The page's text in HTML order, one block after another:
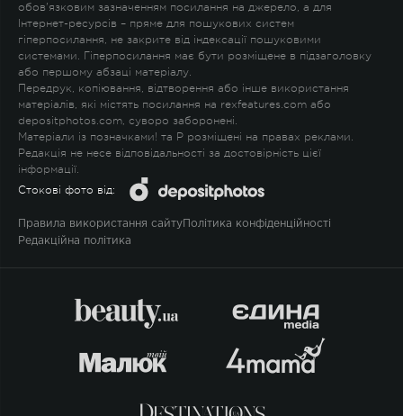
обов'язковим зазначенням посилання на джерело, а для
Інтернет-ресурсів – пряме для пошукових систем
гіперпосилання, не закрите від індексації пошуковими
системами. Гіперпосилання має бути розміщене в підзаголовку
або першому абзаці матеріалу.
Передрук, копіювання, відтворення або інше використання
матеріалів, які містять посилання на rexfeatures.com або
depositphotos.com, суворо заборонені.
Матеріали із позначками! та P розміщені на правах реклами.
Редакція не несе відповідальності за достовірність цієї
інформації.
Стокові фото від:
Правила використання сайту Політика конфіденційності
Редакційна політика